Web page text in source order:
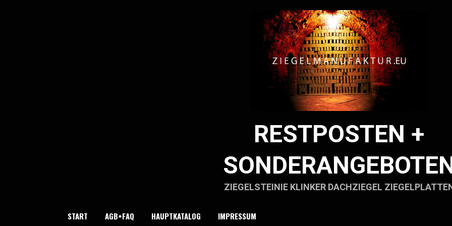
RESTPOSTEN +
ZIEGELSTEINIE KLINKER DACHZIEGEL
START AGB+FAQ HAUPTKATALOG IMPRESSUM